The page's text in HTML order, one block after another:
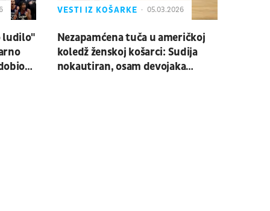
ludilo"
VESTI IZ KOŠARKE 05.03.2026
Nezapamćena tuča u američkoj
koledž ženskoj košarci: Sudija
nokautiran, osam devojaka